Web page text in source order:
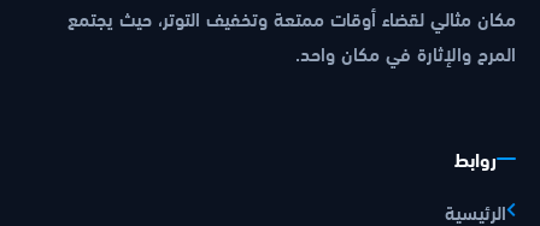
مكان مثالي لقضاء أوقات ممتعة وتخفيف التوتر، حيث يجتمع
المرح والإثارة في مكان واحد.
روابط
الرئيسية